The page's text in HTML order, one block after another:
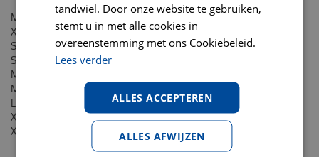
Maat Maximale afstand neus-nek in centimeters Nekomvang
XS 11cm 23-27cm
S 14cm 24-30cm
S long 20cm 24-30cm
M long 30cm 30-38cm
M 20cm 38-46cm
L 25cm 38-46cm
XL 30cm 44-57cm
XXL 37,5cm 54-72cm
Comfy cone xx-large zwart
tandwiel. Door onze website te gebruiken,
stemt u in met alle cookies in
overeenstemming met ons Cookiebeleid.
Lees verder
ALLES ACCEPTEREN
ALLES AFWIJZEN